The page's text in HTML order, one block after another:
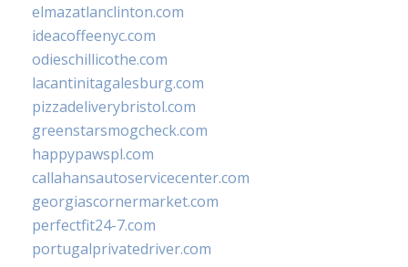
elmazatlanclinton.com
ideacoffeenyc.com
odieschillicothe.com
lacantinitagalesburg.com
pizzadeliverybristol.com
greenstarsmogcheck.com
happypawspl.com
callahansautoservicecenter.com
georgiascornermarket.com
perfectfit24-7.com
portugalprivatedriver.com